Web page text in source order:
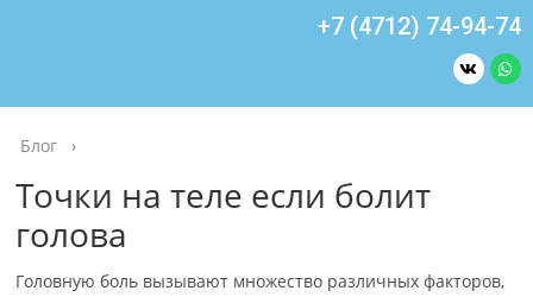
+7 (4712) 74-94-74
Блог ›
Точки на теле если болит
голова
Головную боль вызывают множество различных факторов,